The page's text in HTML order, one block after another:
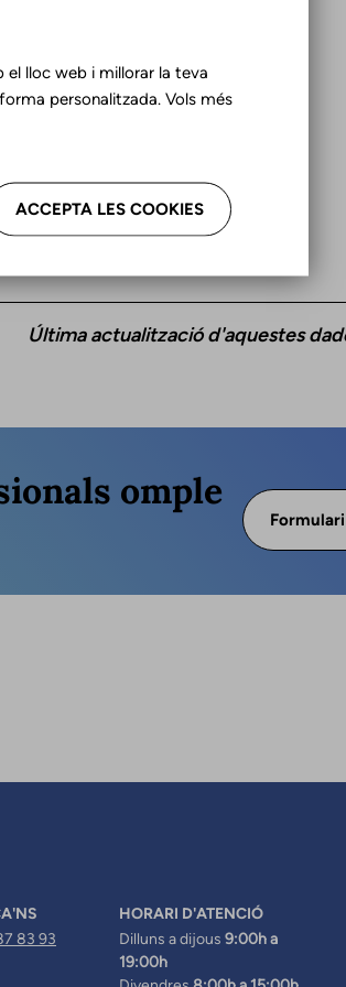
Última actualització d'aquestes
omple
Formulari
83 93
HORARI D'ATENCIÓ
Dilluns a dijous 9:00h a
19:00h
lloc web i millorar la teva
personalitzada. Vols més
ACCEPTA LES COOKIES